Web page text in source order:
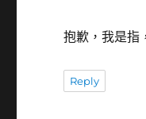
抱歉，我是指
Reply